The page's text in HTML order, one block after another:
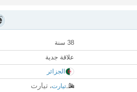
38 سنة
علاقة جدية
الجزائر
تيارت، تيارت